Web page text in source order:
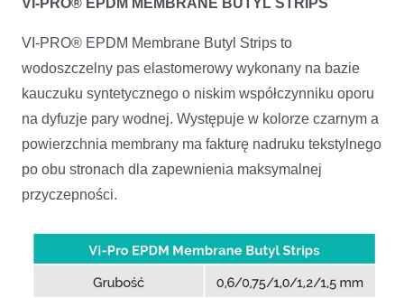
VI-PRO® EPDM MEMBRANE BUTYL STRIPS
VI-PRO® EPDM Membrane Butyl Strips to
wodoszczelny pas elastomerowy wykonany na bazie
kauczuku syntetyczne­go o niskim współczynniku oporu
na dyfuzje pary wodnej. Występuje w kolorze czarnym a
powierzchnia membra­ny ma fakturę nadruku tekstylnego
po obu stronach dla zapewnienia maksymalnej
przyczepności.